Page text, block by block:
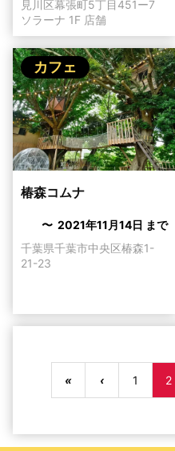
見川区幕張町5丁目451ー7
ソラーナ 1F 店舗
カフェ
椿森コムナ
〜 2021年11月14日 まで
千葉県千葉市中央区椿森1-
21-23
« ‹ 1 2